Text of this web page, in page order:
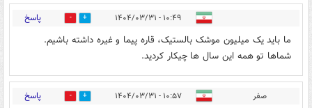
۱۰:۴۹ - ۱۴۰۴/۰۳/۳۱ 0 پاسخ
ما باید یک میلیون موشک بالستیک، قاره پیما و غیره داشته باشیم.
شماها تو همه این سال ها چیکار کردید.
صفر ۱۰:۵۷ - ۱۴۰۴/۰۳/۳۱ 0 پاسخ